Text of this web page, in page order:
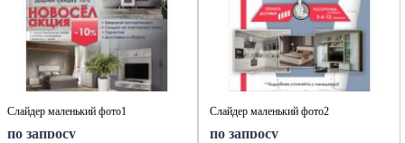
Слайдер маленький фото1
по запросу
Слайдер маленький фото2
по запросу